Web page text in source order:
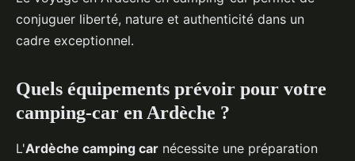
conjuguer liberté, nature et authenticité dans un
cadre exceptionnel.
Quels équipements prévoir pour votre
camping-car en Ardèche ?
L'Ardèche camping car nécessite une préparation